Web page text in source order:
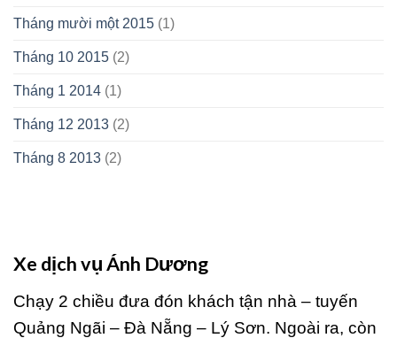
Tháng mười một 2015 (1)
Tháng 10 2015 (2)
Tháng 1 2014 (1)
Tháng 12 2013 (2)
Tháng 8 2013 (2)
Xe dịch vụ Ánh Dương
Chạy 2 chiều đưa đón khách tận nhà – tuyến
Quảng Ngãi – Đà Nẵng – Lý Sơn. Ngoài ra, còn